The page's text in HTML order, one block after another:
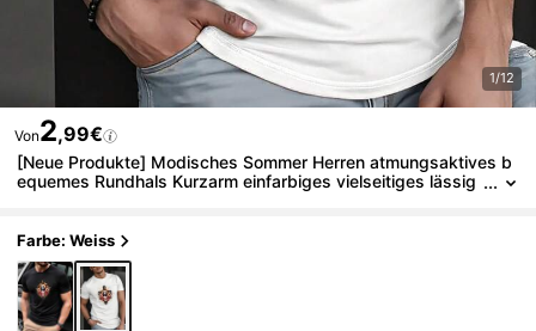
1/12
Von2,99€
[Neue Produkte] Modisches Sommer Herren atmungsaktives b
equemes Rundhals Kurzarm einfarbiges vielseitiges lässig
Farbe: Weiss